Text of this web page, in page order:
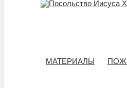
МАТЕРИАЛЫ